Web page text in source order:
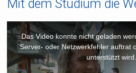
is
a
modal
window.
Das Video konnte nicht geladen
Server- oder Netzwerkfehler auftrat
unterstützt wird.